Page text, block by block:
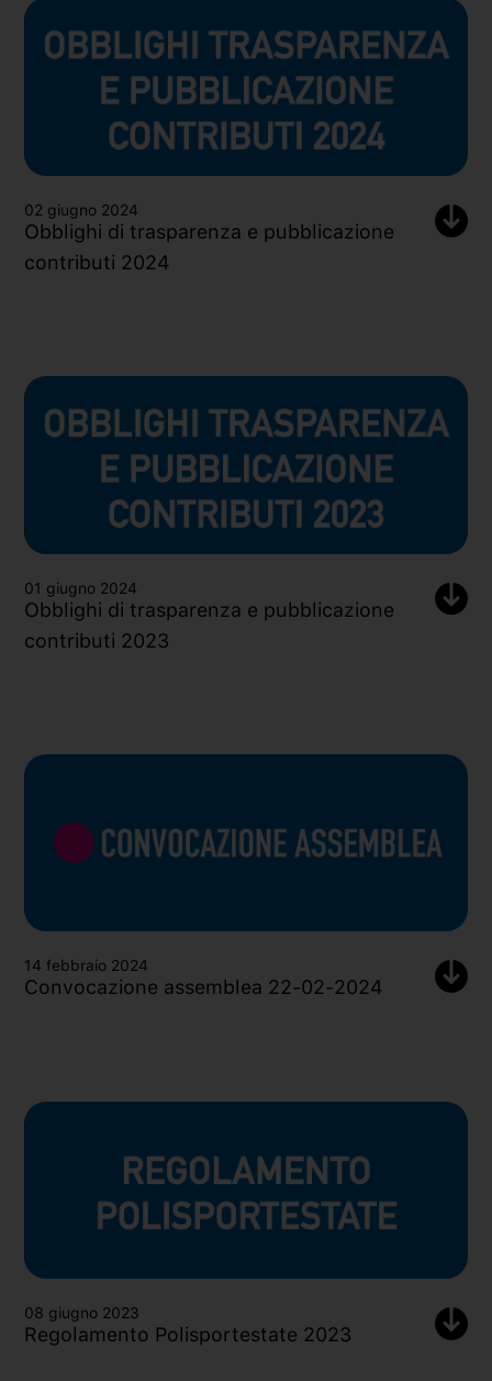
02 giugno 2024
Obblighi di trasparenza e pubblicazione
contributi 2024
01 giugno 2024
Obblighi di trasparenza e pubblicazione
contributi 2023
14 febbraio 2024
Convocazione assemblea 22-02-2024
08 giugno 2023
Regolamento Polisportestate 2023